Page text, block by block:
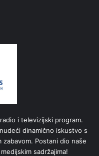
i televizijski program.
dinamično iskustvo s
Postani dio naše
sadržajima!